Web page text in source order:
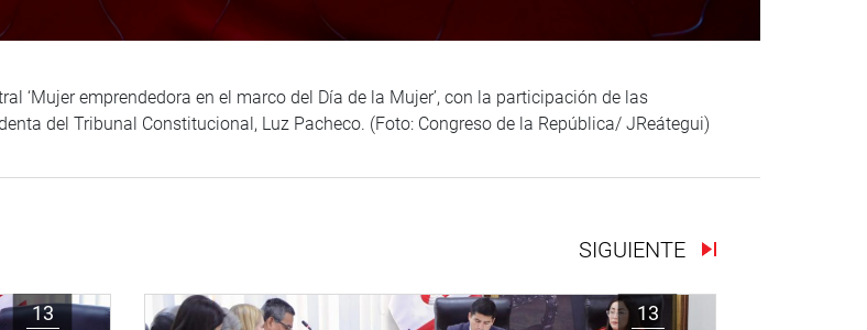
‘Mujer emprendedora en el marco del Día de la Mujer’, con la participación de las
del Tribunal Constitucional, Luz Pacheco. (Foto: Congreso de la República/ JReátegui)
SIGUIENTE
13
13